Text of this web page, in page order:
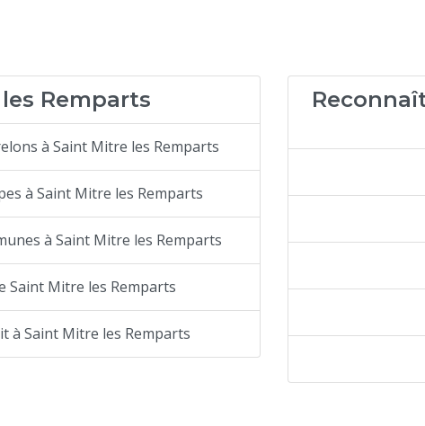
Remparts
à Saint Mitre les Remparts
à Saint Mitre les Remparts
à Saint Mitre les Remparts
Saint Mitre les Remparts
à Saint Mitre les Remparts